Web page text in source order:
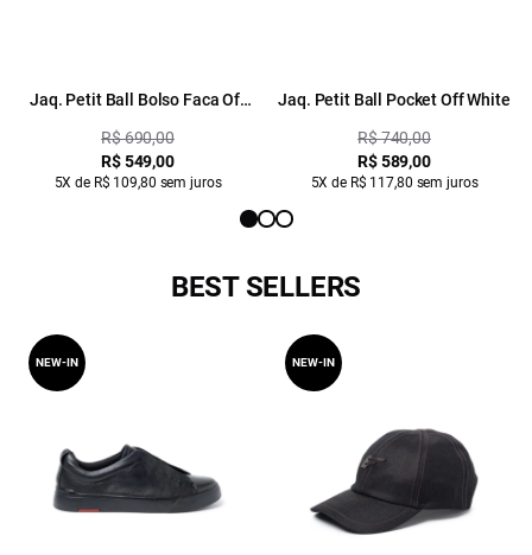
Jaq. Petit Ball Bolso Faca Off
R$ 690,00
R$ 549,00
5X de R$ 109,80 sem juros
Jaq. Petit Ball Pocket Off White
R$ 740,00
R$ 589,00
5X de R$ 117,80 sem juros
BEST SELLERS
NEW-IN NEW-IN